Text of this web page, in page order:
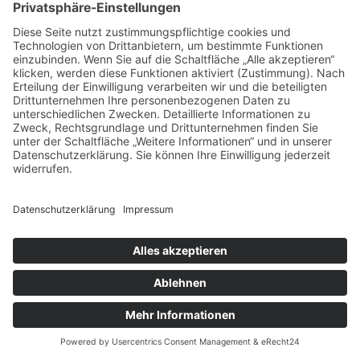
nur einzelne Nachlassgegenstände auseinandergesetzt
werden. Jeder Miterbe kann nach § 2042 BGB die
Auseinandersetzung des gesamten Nachlasses verlangen.
Ein Miterbe, der nur an der Immobilie interessiert ist, kann die
anderen nicht zwingen, nur diese auseinanderzusetzen.
Ausnahme: Gerichtliche Durchsetzung bei wichtigem
Grund:In Ausnahmefällen kann eine gegenständliche
Teilauseinandersetzung auch gerichtlich durchgesetzt werden,
wenn ein wichtiger Grund vorliegt. Gegen den Willen einzelner
eines Grundstücks aber regelmäßig über die
jeder Miterbe beantragen kann. Eine gerichtliche Zuweisung
des Grundstücks an einen bestimmten Miterben ohne dessen
Einigung ist die Ausnahme und bedarf besonderer Gründe.
Beispiele für wichtige Gründe, die eine gerichtliche
Auseinandersetzung rechtfertigen können: